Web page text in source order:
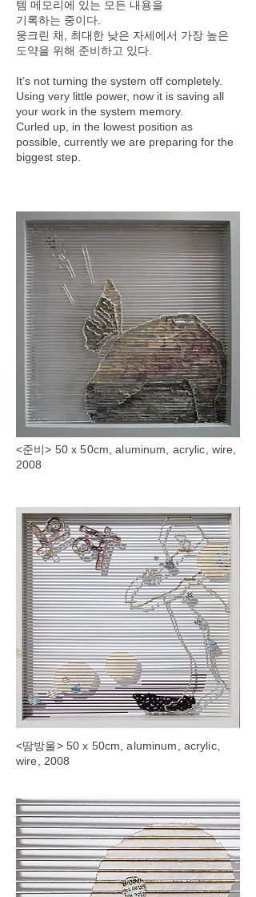
템 메모리에 있는 모든 내용을
기록하는 중이다.
웅크린 채, 최대한 낮은 자세에서 가장 높은
도약을 위해 준비하고 있다.
It’s not turning the system off completely.
Using very little power, now it is saving all
your work in the system memory.
Curled up, in the lowest position as
possible, currently we are preparing for the
biggest step.
<준비> 50 x 50cm, aluminum, acrylic, wire,
2008
<땀방울> 50 x 50cm, aluminum, acrylic,
wire, 2008